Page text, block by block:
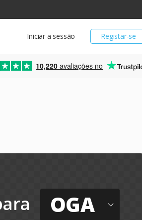
Registar-se
Iniciar a sessão
10,220 avaliações no
OGA